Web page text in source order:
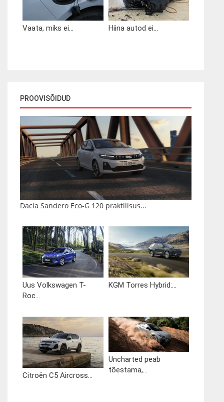
Vaata, miks ei... Hiina autod ei...
PROOVISÕIDUD
Dacia Sandero Eco-G 120 praktilisus...
Uus Volkswagen T-
Roc...
KGM Torres Hybrid:...
Citroën C5 Aircross...
Uncharted peab
tõestama,...